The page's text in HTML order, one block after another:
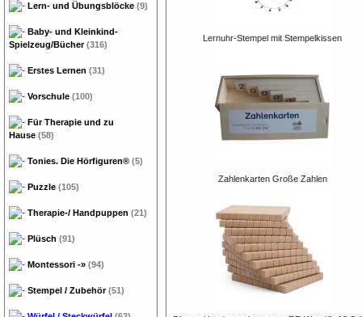
Lernuhr-Stempel mit Stempelkissen
Zahlenkarten Große Zahlen
Lern- und Übungsblöcke (9)
Baby- und Kleinkind-
Spielzeug/Bücher(316)
Erstes Lernen (31)
Vorschule (100)
Für Therapie und zu
Hause (58)
Tonies. Die Hörfiguren® (5)
Puzzle (105)
Therapie-/ Handpuppen (21)
Plüsch (91)
Montessori -» (94)
Stempel / Zubehör(51)